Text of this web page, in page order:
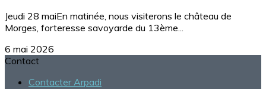
Jeudi 28 maiEn matinée, nous visiterons le château de
Morges, forteresse savoyarde du 13ème...
6 mai 2026
Contact
Contacter Arpadi